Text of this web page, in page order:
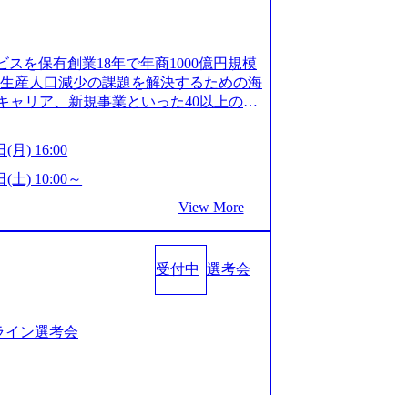
を保有創業18年で年商1000億円規模
産人口減少の課題を解決するための海
リア、新規事業といった40以上の事
り、事業創造の自由度が高い https://st
public/images/20240925162633_7
レバレジーズ株式会社 会社説
「カルチャー」など、レバレジーズの
) レバレジーズグローバル、
業委託業務」を受託 (https://prtimes.jp/
バレジーズ、モチベーション管理システ
html/rd/p/000000622.000010591.html)
種編 〜 (https://www.youtube.com/watc
創業以来黒字を維持し、急成長中であ
(月) 16:00
(土) 10:00～
View More
受付中 選考会
イン選考会